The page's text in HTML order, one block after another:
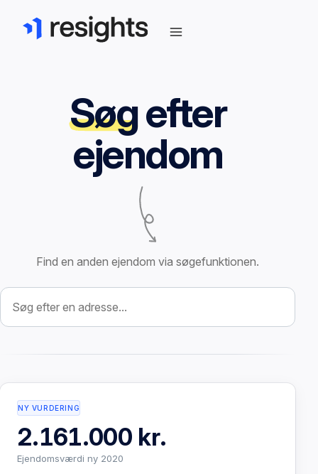
Søgefter
ejendom
Find en anden ejendom via søgefunktionen.
Søg efter ejendom
NY VURDERING
2.161.000 kr.
Ejendomsværdi ny 2020